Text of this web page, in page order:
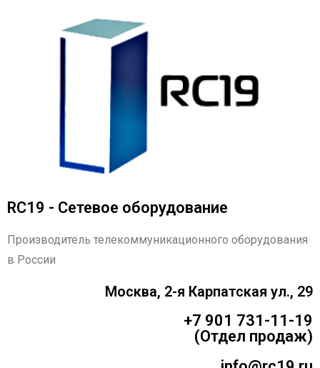
RC19 - Сетевое оборудование
Производитель телекоммуникационного оборудования
в России
Москва, 2-я Карпатская ул., 29
+7 901 731-11-19
(Отдел продаж)